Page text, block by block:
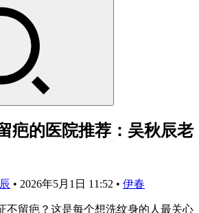
疤的医院推荐：吴秋辰老
• 2026年5月1日 11:52 • 伊春
不留疤？这是每个想洗纹身的人最关心